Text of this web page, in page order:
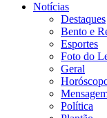
Notícias
Destaques
Bento e
Esportes
Foto do
Geral
Política